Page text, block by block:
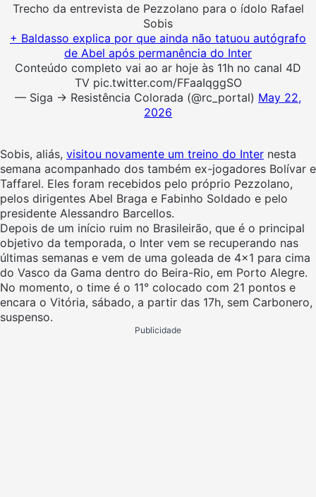
Trecho da entrevista de Pezzolano para o ídolo Rafael
Sobis
+ Baldasso explica por que ainda não tatuou autógrafo
de Abel após permanência do Inter
Conteúdo completo vai ao ar hoje às 11h no canal 4D
TV pic.twitter.com/FFaaIqggSO
— Siga → Resistência Colorada (@rc_portal) May 22,
2026
Sobis, aliás, visitou novamente um treino do Inter nesta
semana acompanhado dos também ex-jogadores Bolívar e
Taffarel. Eles foram recebidos pelo próprio Pezzolano,
pelos dirigentes Abel Braga e Fabinho Soldado e pelo
presidente Alessandro Barcellos.
Depois de um início ruim no Brasileirão, que é o principal
objetivo da temporada, o Inter vem se recuperando nas
últimas semanas e vem de uma goleada de 4×1 para cima
do Vasco da Gama dentro do Beira-Rio, em Porto Alegre.
No momento, o time é o 11° colocado com 21 pontos e
encara o Vitória, sábado, a partir das 17h, sem Carbonero,
suspenso.
Publicidade